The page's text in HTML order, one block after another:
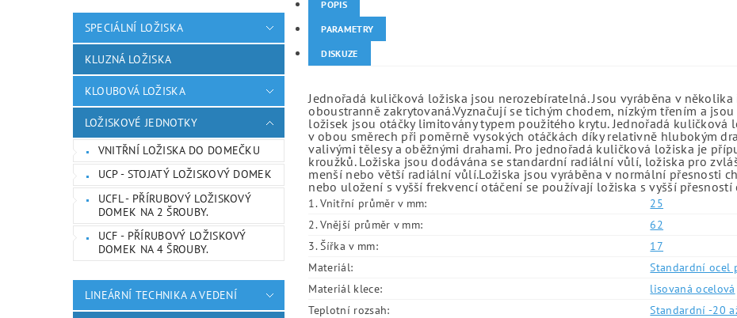
SPECIÁLNÍ LOŽISKA
KLUZNÁ LOŽISKA
KLOUBOVÁ LOŽISKA
LOŽISKOVÉ JEDNOTKY
VNITŘNÍ LOŽISKA DO DOMEČKU
UCP - STOJATÝ LOŽISKOVÝ DOMEK
UCFL - PŘÍRUBOVÝ LOŽISKOVÝ
DOMEK NA 2 ŠROUBY.
UCF - PŘÍRUBOVÝ LOŽISKOVÝ
DOMEK NA 4 ŠROUBY.
LINEÁRNÍ TECHNIKA A VEDENÍ
POPIS
PARAMETRY
DISKUZE
Jednořadá kuličková ložiska jsou nerozebíratelná. Jsou vyráběna v
oboustranně zakrytovaná.Vyznačují se tichým chodem, nízkým třením a
ložisek jsou otáčky limitovány typem použitého krytu. Jednořadá
v obou směrech při poměrně vysokých otáčkách díky relativně hlubokým
valivými tělesy a oběžnými drahami. Pro jednořadá kuličková ložiska je
kroužků. Ložiska jsou dodávána se standardní radiální vůlí, ložiska pro
menší nebo větší radiální vůlí.Ložiska jsou vyráběna v normální přesnosti
nebo uložení s vyšší frekvencí otáčení se používají ložiska s vyšší přesností
1. Vnitřní průměr v mm:
25
2. Vnější průměr v mm:
62
3. Šířka v mm:
17
Materiál:
Standardní ocel
Materiál klece:
lisovaná ocelová
Teplotní rozsah:
Standardní -20